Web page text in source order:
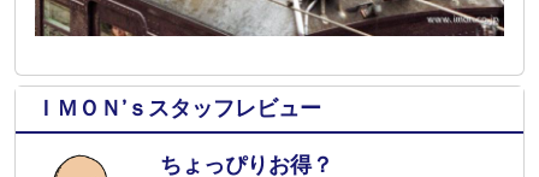
ＩＭＯＮ’ｓスタッフレビュー
ちょっぴりお得？